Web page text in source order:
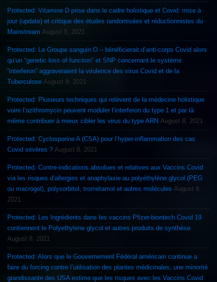
Protected: Vitamine D prise dans le cadre holistique et Covid: mise à
jour (update) et critique des études randomisées et réductionnistes du
Mainstream August 8, 2021
Protected: Le Groupe sanguin O – bénéficierait d’anti-corps Covid alors
qu’un “genetic loss of function” et SNP concernant le système
“interferon” aggraveraient la virulence des virus Covid et de la
Tuberculose August 8, 2021
Protected: Plusieurs techniques qui relèvent de la médecine holistique
voire l’azithromycin peuvent moduler l’interferon du type 1 et par là
même contribuer à mieux cibler les virus du type ARN August 8, 2021
Protected: Cyclosporine A (CSA) pour l’hyper-inflammation des cas
Covid sévères ? August 8, 2021
Protected: Contre-indications absolues et relatives aux Vaccins Covid
via les risques d’allergies et anaphylaxie au polyéthylène glycol (PEG
ou macrogol), polysorbitol, trométamol et autres molécules August 8,
2021
Protected: Les Ingrédients dans les vaccins Pfizer-biontech Covid 19
contiennent le Polyethylene glycol et autres produits de synthèse
August 8, 2021
Protected: Alors que le Gouvernement Fédéral américain continue a
faire du forcing contre l’utilisation des plantes médicinales, une minorité
grandissante des USA estime que les risques avec les Vaccins Covid